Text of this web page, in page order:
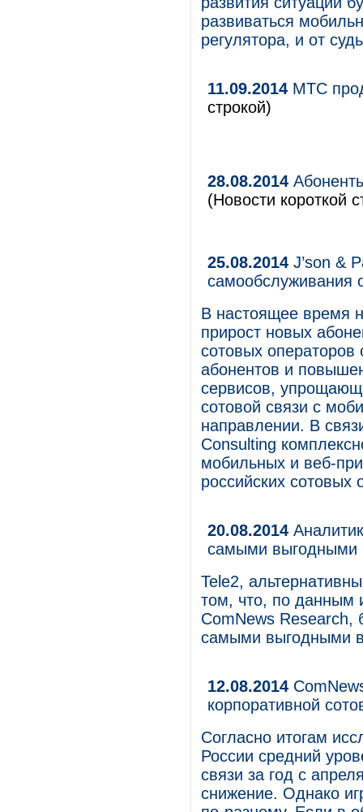
развиваться
регулятора, и от
11.09.2014 МТС
строкой)
28.08.2014
(Новости короткой
25.08.2014 J’son &
самообслуживания
В настоящее время
прирост новых
сотовых операторов
абонентов и
сервисов,
сотовой связи с
направлении. В
Consulting
мобильных и веб-
российских сотовых
20.08.2014
самыми выгодными
Tele2,
том, что, по данным
ComNews Research,
самыми выгодными
12.08.2014
корпоративной
Согласно итогам
России средний
связи за год с
снижение. Однако